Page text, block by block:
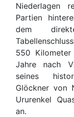
Niederlagen
Partien
dem
550
Jahre nach
seines
Glöckner von
Ururenkel
an.